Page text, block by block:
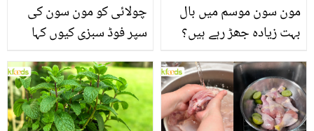
چولائی کو مون سون کی
سپر فوڈ سبزی کیوں کہا
منرلز اور اینٹی آکسیڈنٹس
سے بھرپور اس سبزی کے
فائدے
مون سون موسم میں بال
بہت زیادہ جھڑ رہے ہیں؟
بنانے کے چند قدرتی طریقے